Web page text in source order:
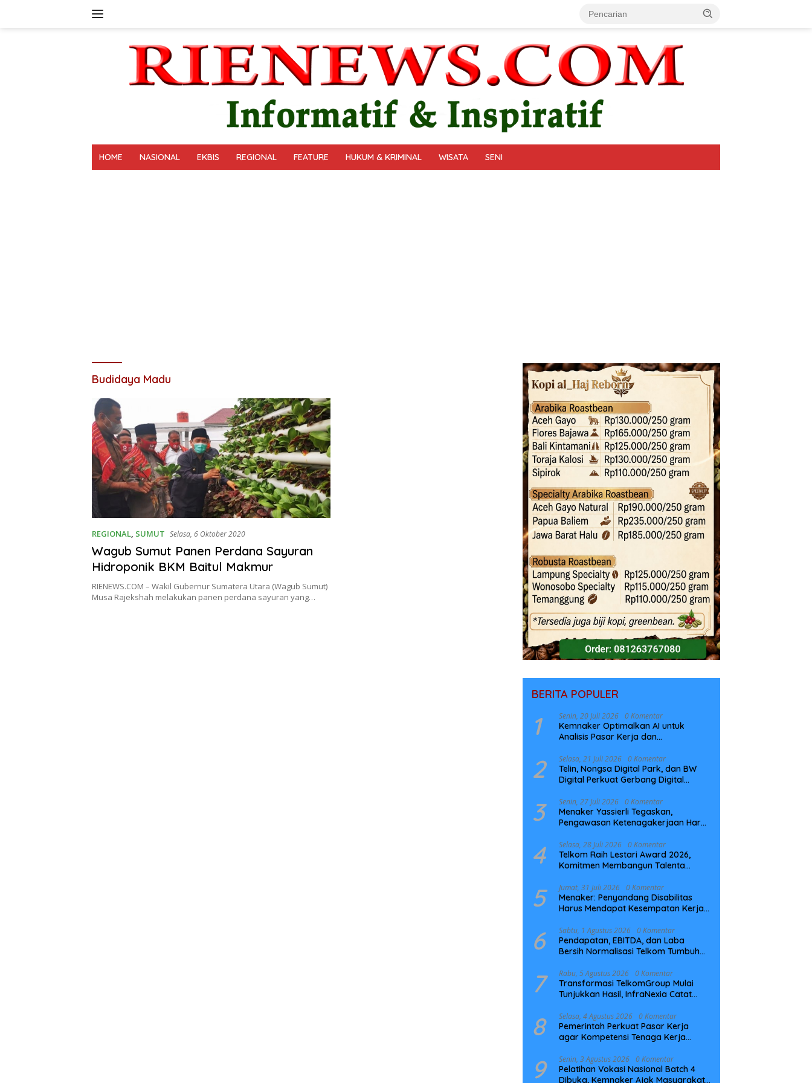
HOME NASIONAL EKBIS REGIONAL FEATURE HUKUM & KRIMINAL WISATA SENI
Budidaya Madu
REGIONAL, SUMUT Selasa, 6 Oktober 2020
Wagub Sumut Panen Perdana Sayuran
Hidroponik BKM Baitul Makmur
RIENEWS.COM – Wakil Gubernur Sumatera Utara (Wagub Sumut)
Musa Rajekshah melakukan panen perdana sayuran yang…
BERITA POPULER
1 Senin, 20 Juli 2026 0 Komentar
Kemnaker Optimalkan AI untuk
Analisis Pasar Kerja dan
2 Selasa, 21 Juli 2026 0 Komentar
Telin, Nongsa Digital Park, dan BW
Digital Perkuat Gerbang Digital
NCC
3 Senin, 27 Juli 2026 0 Komentar
Menaker Yassierli Tegaskan,
Pengawasan Ketenagakerjaan Harus
4 Selasa, 28 Juli 2026 0 Komentar
Telkom Raih Lestari Award 2026,
Komitmen Membangun Talenta
5 Jumat, 31 Juli 2026 0 Komentar
Menaker: Penyandang Disabilitas
Harus Mendapat Kesempatan Kerja
6 Sabtu, 1 Agustus 2026 0 Komentar
Pendapatan, EBITDA, dan Laba
Bersih Normalisasi Telkom Tumbuh
7 Rabu, 5 Agustus 2026 0 Komentar
Transformasi TelkomGroup Mulai
Tunjukkan Hasil, InfraNexia Catat
Digital Nasional
8 Selasa, 4 Agustus 2026 0 Komentar
Pemerintah Perkuat Pasar Kerja
agar Kompetensi Tenaga Kerja
9 Senin, 3 Agustus 2026 0 Komentar
Pelatihan Vokasi Nasional Batch 4
Dibuka, Kemnaker Ajak Masyarakat